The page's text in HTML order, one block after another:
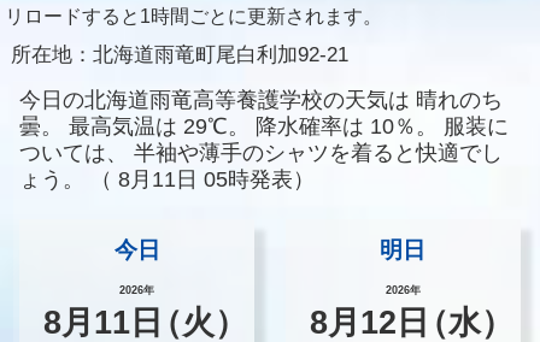
リロードすると1時間ごとに更新されます。
所在地： 北海道雨竜町尾白利加92-21
今日の北海道雨竜高等養護学校の天気は 晴れのち
曇。
最高気温は 29℃。 降水確率は 10％。
服装に
ついては、
半袖や薄手のシャツを着ると快適でし
ょう。
（ 8月11日 05時発表）
今日
2026年
8月 11日（火）
明日
2026年
8月 12 日（水）